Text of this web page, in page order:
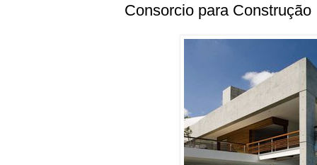
Consorcio para Construção